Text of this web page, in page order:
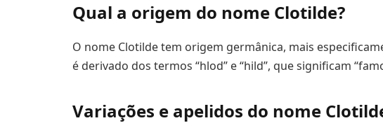
Qual a origem do nome Clotilde?
O nome Clotilde tem origem germânica, mais
é derivado dos termos “hlod” e “hild”, que significam
Variações e apelidos do nome